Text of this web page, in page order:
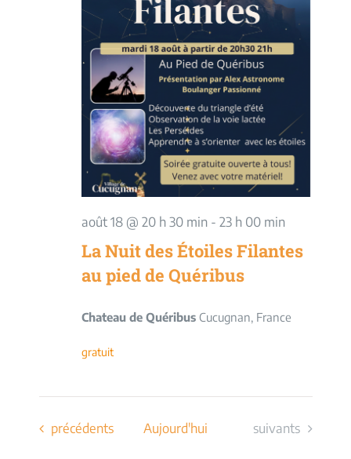
août 18 @ 20 h 30 min- 23 h 00 min
La Nuit des Étoiles Filantes
au pied de Quéribus
Chateau de Quéribus Cucugnan, France
gratuit
Évènements
précédents Aujourd'hui Évènements
suivants